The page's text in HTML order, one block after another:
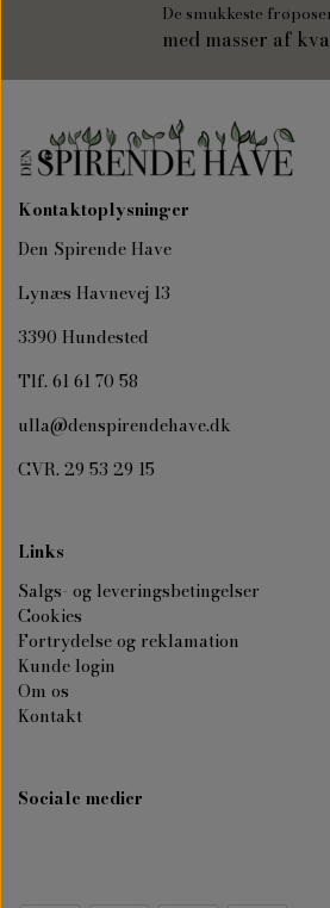
De smukkeste
med masser af
Kontaktoplysninger
Den Spirende Have
Lynæs Havnevej 13
3390 Hundested
Tlf. 61 61 70 58
ulla@denspirendehave.dk
CVR. 29 53 29 15
Links
Salgs- og leveringsbetingelser
Cookies
Fortrydelse og reklamation
Kunde login
Om os
Kontakt
Sociale medier